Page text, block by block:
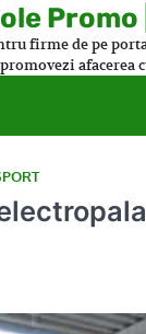
Promo
firme de pe
afacerea